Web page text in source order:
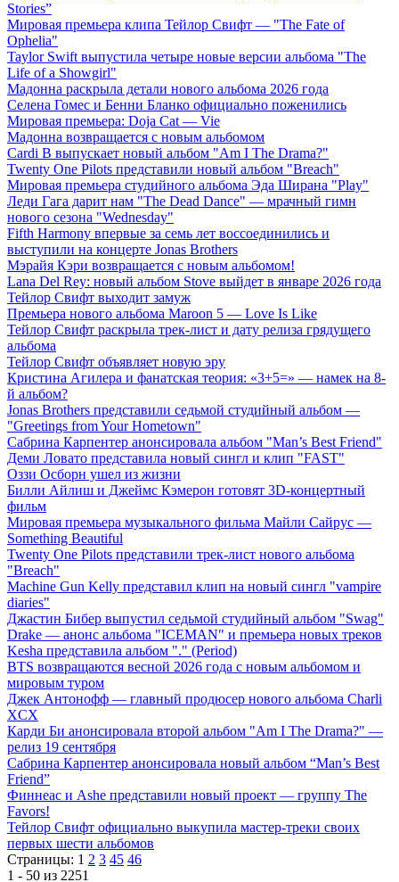
Stories”
Мировая премьера клипа Тейлор Свифт — "The Fate of
Ophelia"
Taylor Swift выпустила четыре новые версии альбома "The
Life of a Showgirl"
Мадонна раскрыла детали нового альбома 2026 года
Селена Гомес и Бенни Бланко официально поженились
Мировая премьера: Doja Cat — Vie
Мадонна возвращается с новым альбомом
Cardi B выпускает новый альбом "Am I The Drama?"
Twenty One Pilots представили новый альбом "Breach"
Мировая премьера студийного альбома Эда Ширана "Play"
Леди Гага дарит нам "The Dead Dance" — мрачный гимн
нового сезона "Wednesday"
Fifth Harmony впервые за семь лет воссоединились и
выступили на концерте Jonas Brothers
Мэрайя Кэри возвращается с новым альбомом!
Lana Del Rey: новый альбом Stove выйдет в январе 2026 года
Тейлор Свифт выходит замуж
Премьера нового альбома Maroon 5 — Love Is Like
Тейлор Свифт раскрыла трек-лист и дату релиза грядущего
альбома
Тейлор Свифт объявляет новую эру
Кристина Агилера и фанатская теория: «3+5=» — намек на 8-
й альбом?
Jonas Brothers представили седьмой студийный альбом —
"Greetings from Your Hometown"
Сабрина Карпентер анонсировала альбом "Man’s Best Friend"
Деми Ловато представила новый сингл и клип "FAST"
Оззи Осборн ушел из жизни
Билли Айлиш и Джеймс Кэмерон готовят 3D-концертный
фильм
Мировая премьера музыкального фильма Майли Сайрус —
Something Beautiful
Twenty One Pilots представили трек-лист нового альбома
"Breach"
Machine Gun Kelly представил клип на новый сингл "vampire
diaries"
Джастин Бибер выпустил седьмой студийный альбом "Swag"
Drake — анонс альбома "ICEMAN" и премьера новых треков
Kesha представила альбом "." (Period)
BTS возвращаются весной 2026 года с новым альбомом и
мировым туром
Джек Антонофф — главный продюсер нового альбома Charli
XCX
Карди Би анонсировала второй альбом "Am I The Drama?" —
релиз 19 сентября
Сабрина Карпентер анонсировала новый альбом “Man’s Best
Friend”
Финнеас и Ashe представили новый проект — группу The
Favors!
Тейлор Свифт официально выкупила мастер-треки своих
первых шести альбомов
Страницы: 1 2 3 45 46
1 - 50 из 2251